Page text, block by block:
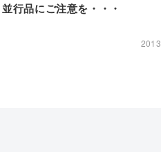
行品にご注意を・・・